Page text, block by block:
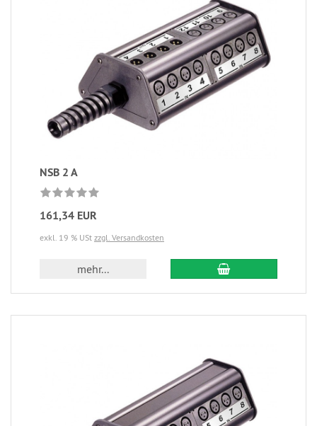
NSB 2 A
161,34 EUR
exkl. 19 % USt zzgl. Versandkosten
mehr...